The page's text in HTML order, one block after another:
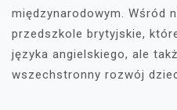
międzynarodowym. Wśród
przedszkole brytyjskie,
języka angielskiego, ale
wszechstronny rozwój